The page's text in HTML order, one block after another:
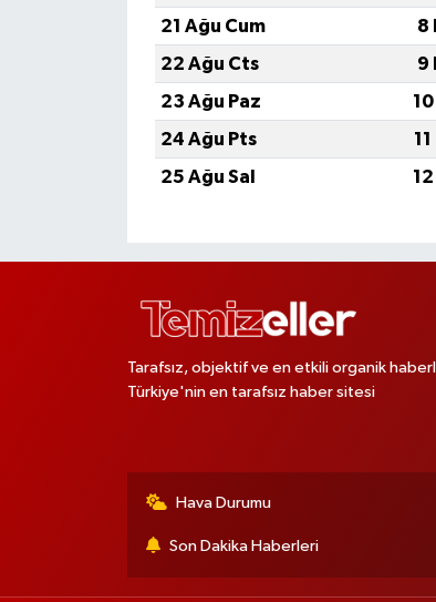
21 Ağu Cum
8
22 Ağu Cts
9
23 Ağu Paz
24 Ağu Pts
25 Ağu Sal
Tarafsız, objektif ve en etkili organik
Türkiye'nin en tarafsız haber sitesi
Hava Durumu
Son Dakika Haberleri